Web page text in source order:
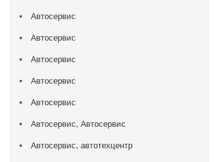
Автосервис
Автосервис
Автосервис
Автосервис
Автосервис
Автосервис, Автосервис
Автосервис, автотехцентр